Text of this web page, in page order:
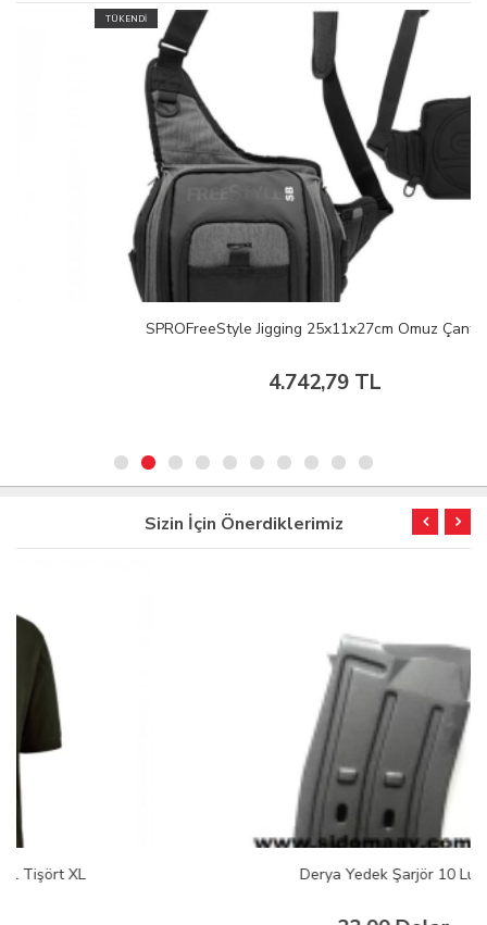
SPROFreeStyle Jigging 25x11x27cm Omuz Çantası
4.742,79 TL
Sizin İçin Önerdiklerimiz
Derya Yedek Şarjör 10 Lu